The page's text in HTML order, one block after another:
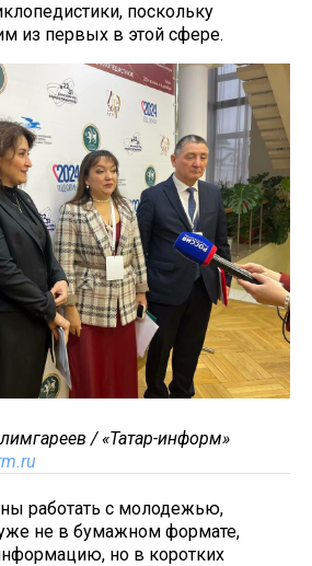
поскольку
из первых в этой сфере.
/ «Татар-информ»
работать с молодежью,
уже не в бумажном формате,
но в коротких